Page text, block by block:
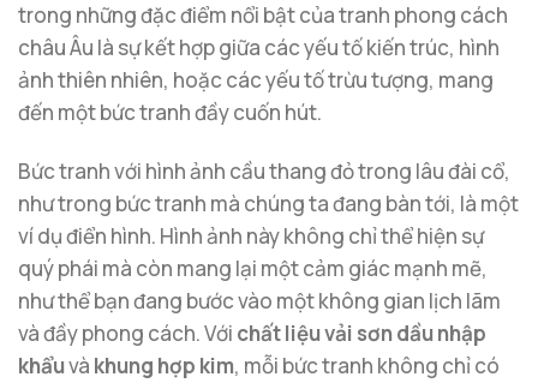
trong những đặc điểm nổi bật của tranh phong cách
châu Âu là sự kết hợp giữa các yếu tố kiến trúc, hình
ảnh thiên nhiên, hoặc các yếu tố trừu tượng, mang
đến một bức tranh đầy cuốn hút.
Bức tranh với hình ảnh cầu thang đỏ trong lâu đài cổ,
như trong bức tranh mà chúng ta đang bàn tới, là một
ví dụ điển hình. Hình ảnh này không chỉ thể hiện sự
quý phái mà còn mang lại một cảm giác mạnh mẽ,
như thể bạn đang bước vào một không gian lịch lãm
và đầy phong cách. Với chất liệu vải sơn dầu nhập
khẩuvà khung hợp kim, mỗi bức tranh không chỉ có